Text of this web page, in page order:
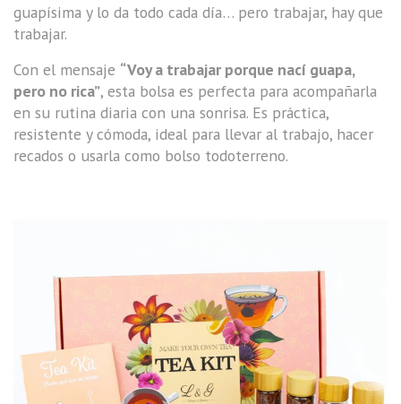
guapísima y lo da todo cada día… pero trabajar, hay que
trabajar.
Con el mensaje “Voy a trabajar porque nací guapa,
pero no rica”, esta bolsa es perfecta para acompañarla
en su rutina diaria con una sonrisa. Es práctica,
resistente y cómoda, ideal para llevar al trabajo, hacer
recados o usarla como bolso todoterreno.